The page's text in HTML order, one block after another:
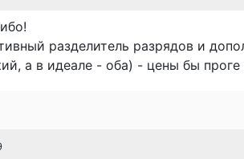
разделитель разрядов и
а в идеале - оба) - цены бы проге